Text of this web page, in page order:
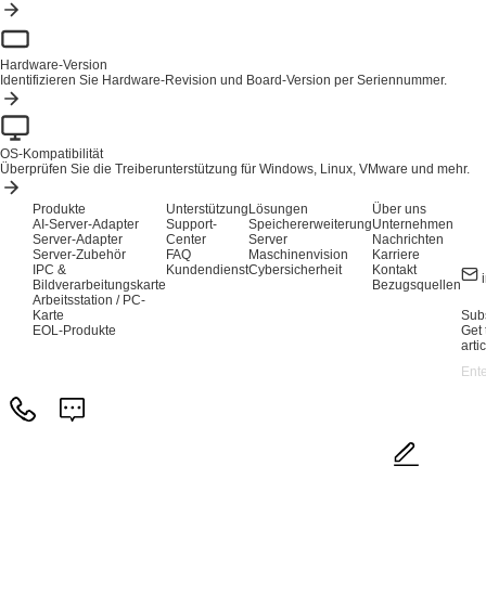
Hardware-Version
Identifizieren Sie Hardware-Revision und Board-Version per Seriennummer.
OS-Kompatibilität
Überprüfen Sie die Treiberunterstützung für Windows, Linux, VMware und mehr.
Produkte
AI-Server-Adapter
Server-Adapter
Server-Zubehör
IPC &
Bildverarbeitungskarte
Arbeitsstation / PC-
Karte
EOL-Produkte
Unterstützung
Support-
Center
FAQ
Kundendienst
Lösungen
Speichererweiterung
Server
Maschinenvision
Cybersicherheit
Über uns
Unternehmen
Nachrichten
Karriere
Kontakt
Bezugsquellen
Get